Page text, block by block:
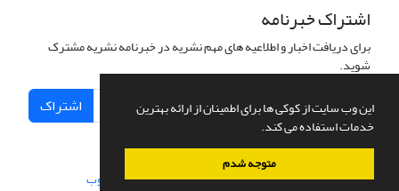
این وب سایت از کوکی ها برای اطمینان از ارائه بهترین
خدمات استفاده می کند.
متوجه شدم
اشتراک خبرنامه
برای دریافت اخبار و اطلاعیه های مهم نشریه در خبرنامه نشریه مشترک
شوید.
اشتراک
سامانه مدیریت نشریات علمی.طراحی و پیاده سازی از سیناوب